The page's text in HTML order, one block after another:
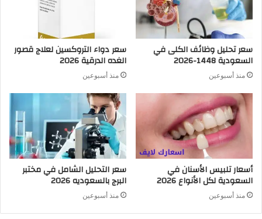
سعر تحليل وظائف الكلى في
السعودية 1448-2026
منذ أسبوعين
سعر دواء التروكسين لعلاج قصور
الغده الدرقية 2026
منذ أسبوعين
أسعار تلبيس الأسنان في
السعودية لكل الأنواع 2026
منذ أسبوعين
سعر التحليل الشامل في مختبر
البرج بالسعوديه 2026
منذ أسبوعين